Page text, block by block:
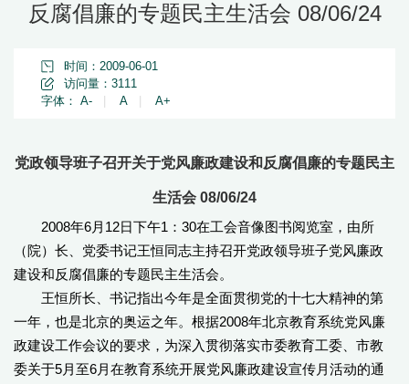
反腐倡廉的专题民主生活会 08/06/24
时间：2009-06-01
访问量： 3111
字体： A- A A+
党政领导班子召开关于党风廉政建设和反腐倡廉的专题民主
生活会 08/06/24
2008年6月12日下午1：30在工会音像图书阅览室，由所
（院）长、党委书记王恒同志主持召开党政领导班子党风廉政
建设和反腐倡廉的专题民主生活会。
王恒所长、书记指出今年是全面贯彻党的十七大精神的第
一年，也是北京的奥运之年。根据2008年北京教育系统党风廉
政建设工作会议的要求，为深入贯彻落实市委教育工委、市教
委关于5月至6月在教育系统开展党风廉政建设宣传月活动的通